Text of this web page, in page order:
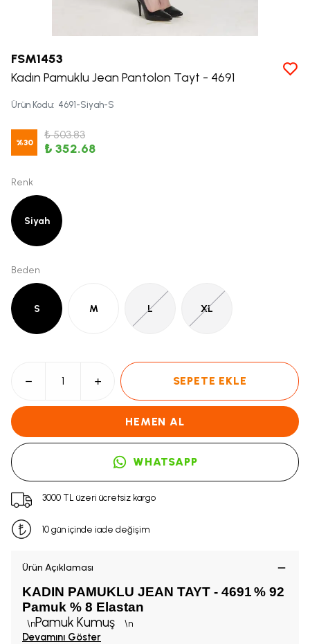
FSM1453
Kadın Pamuklu Jean Pantolon Tayt - 4691
Ürün Kodu: 4691-Siyah-S
%30
₺ 503.83
₺ 352.68
Renk
Siyah
Beden
S M L XL
SEPETE EKLE
HEMEN AL
WHATSAPP
3000 TL üzeri ücretsiz kargo
10 gün içinde iade değişim
Ürün Açıklaması
KADIN PAMUKLU JEAN TAYT - 4691% 92
Pamuk % 8 Elastan
\nPamuk Kumuş \n
Devamını Göster